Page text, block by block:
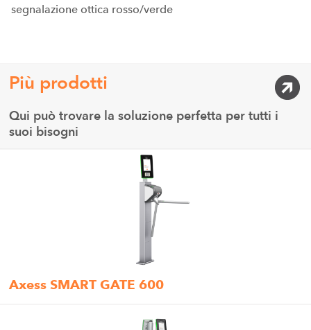
segnalazione ottica rosso/verde
Più prodotti
Qui può trovare la soluzione perfetta per tutti i
suoi bisogni
Axess SMART GATE 600